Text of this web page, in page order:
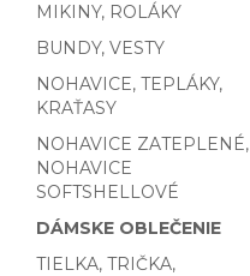
MIKINY, ROLÁKY
BUNDY, VESTY
NOHAVICE, TEPLÁKY,
KRAŤASY
NOHAVICE ZATEPLENÉ,
NOHAVICE
SOFTSHELLOVÉ
DÁMSKE OBLEČENIE
TIELKA, TRIČKA,